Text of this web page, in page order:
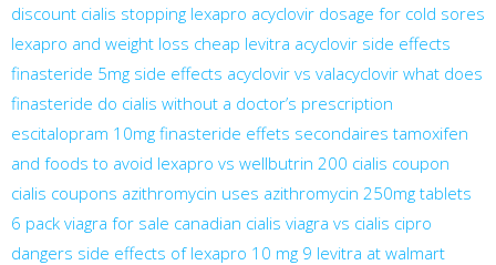
discount cialis stopping lexapro acyclovir dosage for cold sores
lexapro and weight loss cheap levitra acyclovir side effects
finasteride 5mg side effects acyclovir vs valacyclovir what does
finasteride do cialis without a doctor’s prescription
escitalopram 10mg finasteride effets secondaires tamoxifen
and foods to avoid lexapro vs wellbutrin 200 cialis coupon
cialis coupons azithromycin uses azithromycin 250mg tablets
6 pack viagra for sale canadian cialis viagra vs cialis cipro
dangers side effects of lexapro 10 mg 9 levitra at walmart